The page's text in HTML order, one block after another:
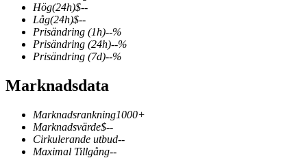
COIN-M Futures
Futures för kryptovaluta
TradFi
Derivat för aktier, valuta, ädelmetaller och råvaror
Hög(24h)$--
Låg(24h)$--
Prisändring (1h)--%
Prisändring (24h)--%
Prisändring (7d)--%
Marknadsdata
Marknadsrankning1000+
Marknadsvärde$--
Cirkulerande utbud--
Maximal Tillgång--